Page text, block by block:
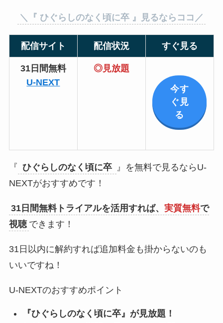
＼『 ひぐらしのなく頃に卒 』見るならココ／
配信サイト 配信状況 すぐ見る
31日間無料
U-NEXT
◎見放題
今す
ぐ見
る
『 ひぐらしのなく頃に卒 』を無料で見るならU-
NEXTがおすすめです！
31日間無料トライアルを活用すれば、 実質無料で
視聴 できます！
31日以内に解約すれば追加料金も掛からないのも
いいですね！
U-NEXTのおすすめポイント
『ひぐらしのなく頃に卒』が見放題！